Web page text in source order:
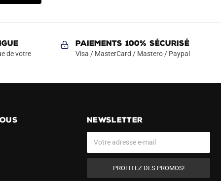
de votre
Paiements 100% Sécurisé
Visa / MasterCard / Mastero / Paypal
NEWSLETTER
PROFITEZ DES PROMOS!